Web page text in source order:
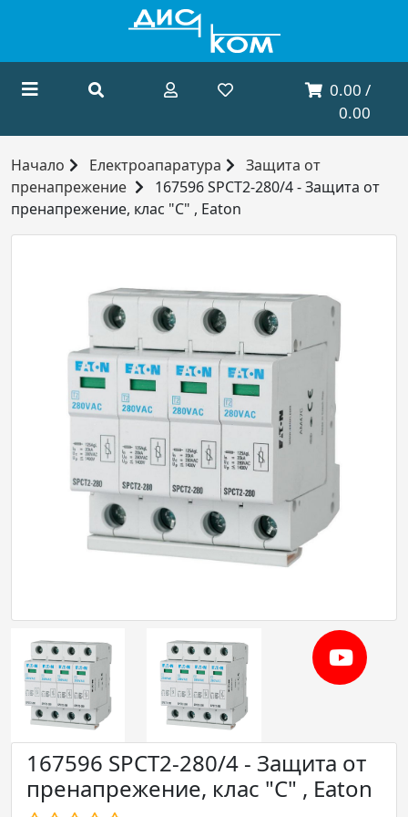
0.00 /
0.00
Начало Електроапаратура
Защита от
пренапрежение
167596 SPCT2-280/4 - Защита от
пренапрежение, клас "С" , Eaton
167596 SPCT2-280/4 - Защита от
пренапрежение, клас "С" , Eaton